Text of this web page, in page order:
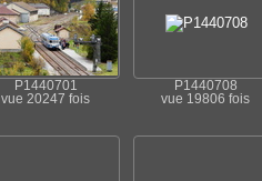
P1440701
vue 20247 fois
P1440708
vue 19806 fois